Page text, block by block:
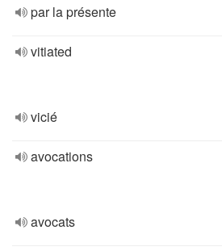
par la présente
vitiated
vicié
avocations
avocats